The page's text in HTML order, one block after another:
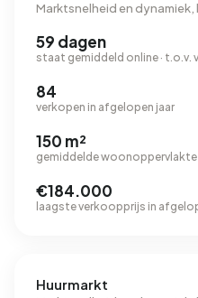
Marktsnelheid en dynamiek,
59 dagen
staat gemiddeld online · t.o.v.
84
verkopen in afgelopen jaar
150 m²
gemiddelde woonoppervlakte
€184.000
laagste verkoopprijs in
Huurmarkt